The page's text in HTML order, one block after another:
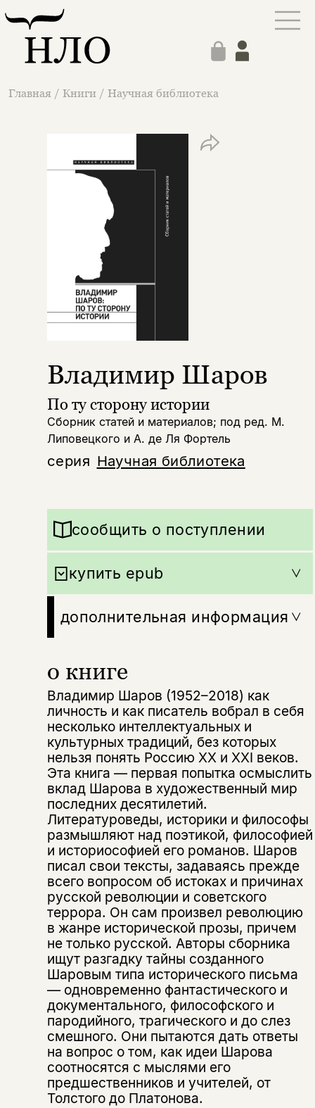
Главная / Книги / Научная библиотека
серия Научная библиотека
Владимир Шаров
По ту сторону истории
Сборник статей и материалов; под ред. М.
Липовецкого и А. де Ля Фортель
о книге
Владимир Шаров (1952–2018) как
личность и как писатель вобрал в себя
несколько интеллектуальных и
культурных традиций, без которых
нельзя понять Россию ХХ и XXI веков.
Эта книга — первая попытка осмыслить
вклад Шарова в художественный мир
последних десятилетий.
Литературоведы, историки и философы
размышляют над поэтикой, философией
и историософией его романов. Шаров
писал свои тексты, задаваясь прежде
всего вопросом об истоках и причинах
русской революции и советского
террора. Он сам произвел революцию
в жанре исторической прозы, причем
не только русской. Авторы сборника
ищут разгадку тайны созданного
Шаровым типа исторического письма
— одновременно фантастического и
документального, философского и
пародийного, трагического и до слез
смешного. Они пытаются дать ответы
на вопрос о том, как идеи Шарова
соотносятся с мыслями его
предшественников и учителей, от
Толстого до Платонова.
сообщить о поступлении
купить epub
дополнительная информация
Поделиться
Подписка на рассылку
Раз в неделю мы отправляем рассылку
о книгах и событиях «НЛО».
За подписку дарим промокод на
скидку 15%
Я соглашаюсь сПолитикой конфиденциальности
подписаться
Этой книги временно
нет в продаже.
Вы можете подписаться на
уведомления, и при поступлении книги
на склад получить письмо на указанный
электронный адрес.
Я соглашаюсь сПолитикой конфиденциальности
подписаться
Эта книга
не предназначена для
несовершеннолетних
Скажите, пожалуйста,
вам уже исполнилось 18 лет?
да
нет, вернуться назад